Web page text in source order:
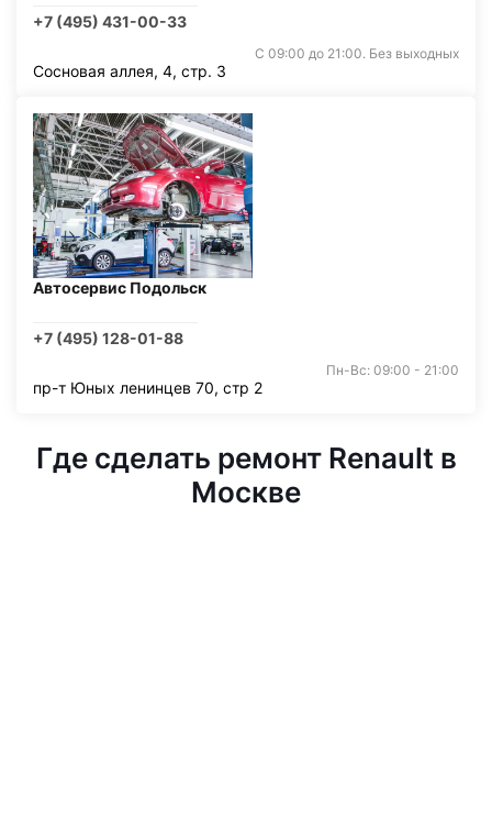
+7 (495) 431-00-33
С 09:00 до 21:00. Без выходных
Сосновая аллея, 4, стр. 3
Автосервис Подольск
+7 (495) 128-01-88
Пн-Вс: 09:00 - 21:00
пр-т Юных ленинцев 70, стр 2
Где сделать ремонт Renault в
Москве